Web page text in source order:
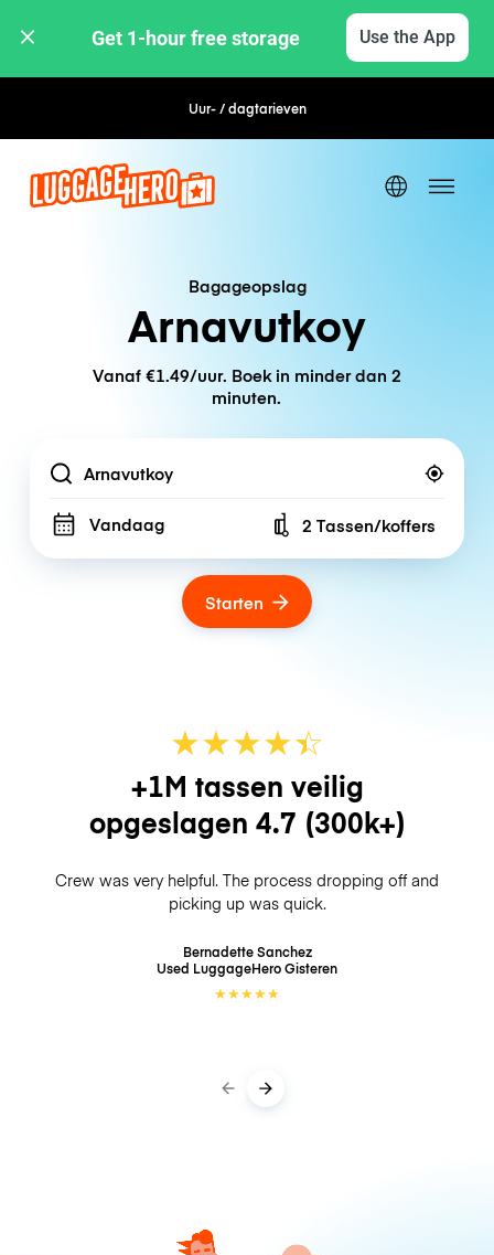
Get 1-hour free storage Use the App
Uur- / dagtarievenFlexibel boeken
Bagageopslag
Arnavutkoy
Vanaf €1.49/uur. Boek in minder dan 2
minuten.
Location
Vandaag Number of bags
2 Tassen/koffers
Starten
★★★★☆
★
+1M tassen veilig
opgeslagen 4.7 (300k+)
Crew was very helpful. The process dropping off and
picking up was quick.
Bernadette Sanchez
Used LuggageHeroGisteren
★★★★★